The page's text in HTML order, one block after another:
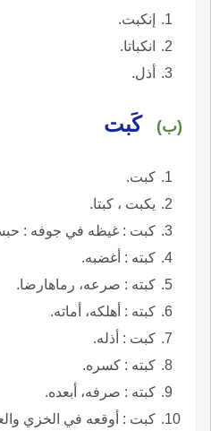
إنكبت.
انكباتا.
أذل.
(ب) كَبت
كبت.
يكبت ، كبتا.
كبت : غيظه في جوفه :
كبته : أغضبه.
كبته : صرعه، رماهارضا.
كبته : أهلكه، أماته.
كبت : أذله.
كبته : كسره.
كبته : صرفه، أبعده.
كبت : أوقعه في الخزي